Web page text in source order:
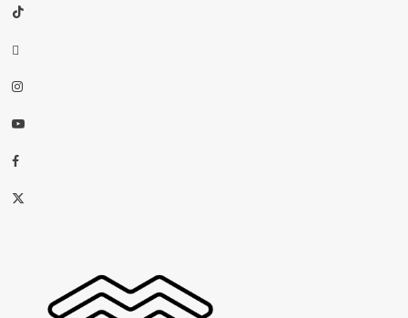
TikTok
threads
Instagram
Youtube
Facebook
X